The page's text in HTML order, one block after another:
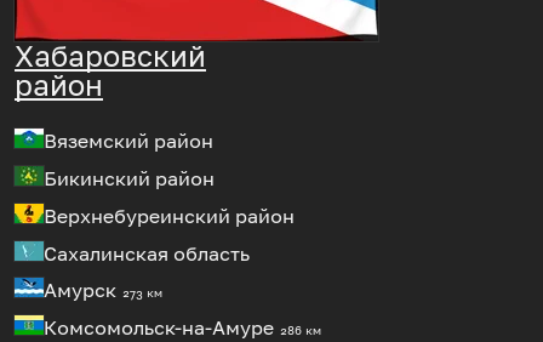
Хабаровский
район
Вяземский район
Бикинский район
Верхнебуреинский район
Сахалинская область
Амурск 273 км
Комсомольск-на-Амуре 286 км